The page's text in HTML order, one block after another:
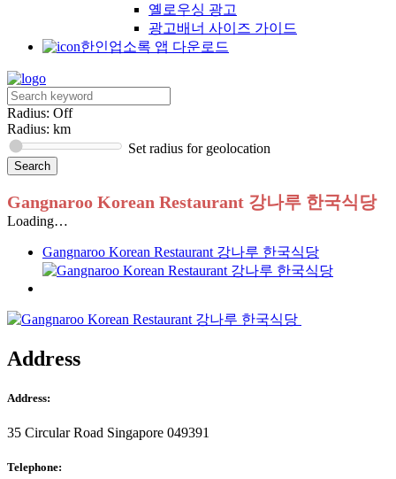
옐로우싱 광고
광고배너 사이즈 가이드
한인업소록 앱 다운로드
Radius: Off
Radius: km
Set radius for geolocation
Gangnaroo Korean Restaurant 강나루 한국식당
Loading…
Gangnaroo Korean Restaurant 강나루 한국식당
Address
Address:
35 Circular Road Singapore 049391
Telephone: